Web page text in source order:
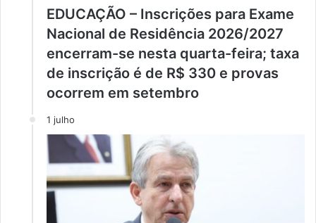
EDUCAÇÃO – Inscrições para Exame
Nacional de Residência 2026/2027
encerram-se nesta quarta-feira; taxa
de inscrição é de R$ 330 e provas
ocorrem em setembro
1 julho